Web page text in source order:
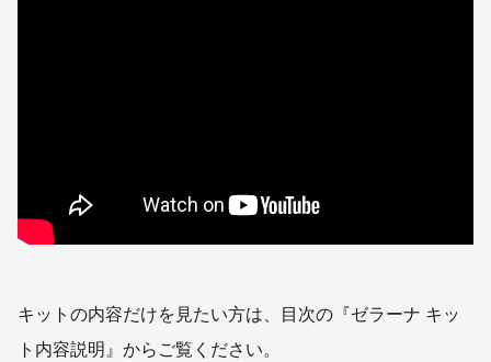
キットの内容だけを見たい方は、目次の『ゼラーナ キッ
ト内容説明』からご覧ください。